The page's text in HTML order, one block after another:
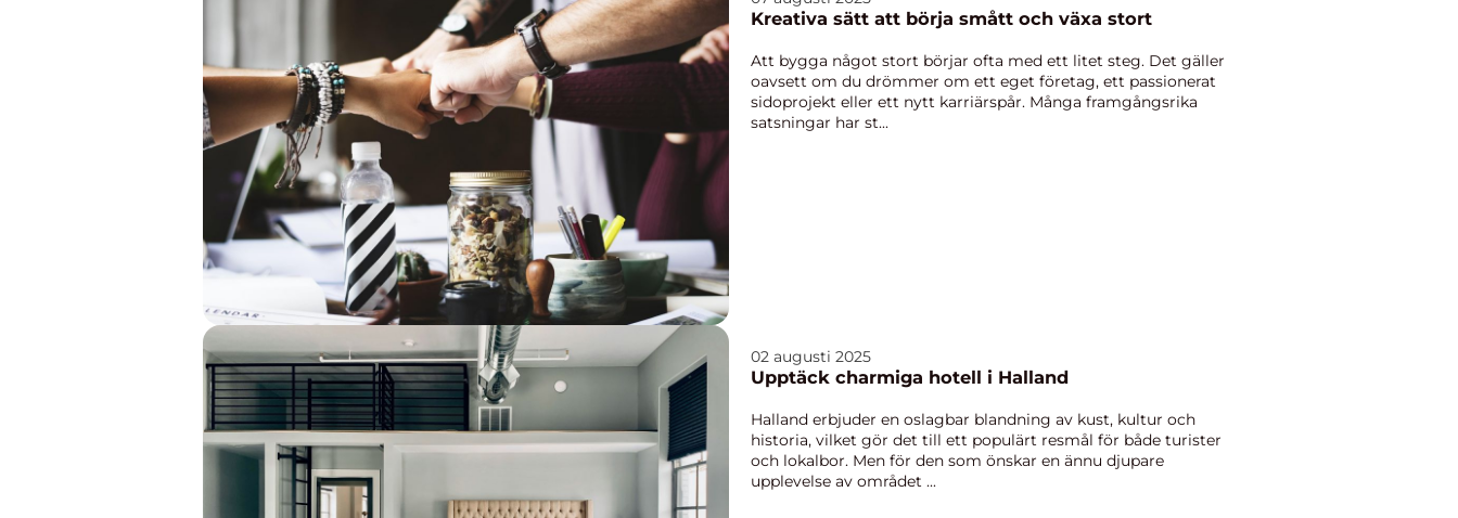
Kreativa sätt att börja smått och växa stort
Att bygga något stort börjar ofta med ett litet steg. Det gäller
oavsett om du drömmer om ett eget företag, ett passionerat
sidoprojekt eller ett nytt karriärspår. Många framgångsrika
satsningar har st...
02 augusti 2025
Upptäck charmiga hotell i Halland
Halland erbjuder en oslagbar blandning av kust, kultur och
historia, vilket gör det till ett populärt resmål för både turister
och lokalbor. Men för den som önskar en ännu djupare
upplevelse av området ...